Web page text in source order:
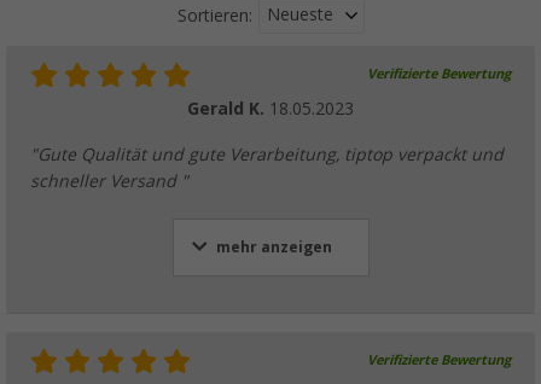
Sortieren: Neueste
Verifizierte Bewertung
Gerald K. 18.05.2023
"Gute Qualität und gute Verarbeitung, tiptop verpackt und
schneller Versand "
mehr anzeigen
Verifizierte Bewertung